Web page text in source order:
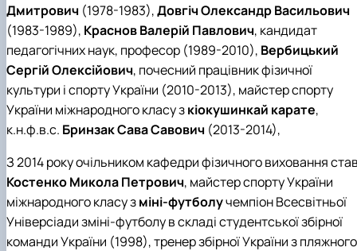
Дмитрович (1978-1983),Довгіч Олександр Васильович
(1983-1989), Краснов Валерій Павлович, кандидат
педагогічних наук, професор (1989-2010), Вербицький
Сергій Олексійович, почесний працівник фізичної
культури і спорту України (2010-2013), майстер спорту
України міжнародного класу зкіокушинкай карате,
к.н.ф.в.с. Бринзак Сава Савович (2013-2014),
З 2014 року очільником кафедри фізичного виховання
Костенко Микола Петрович, майстер спорту України
міжнародного класу зміні-футболучемпіон Всесвітньої
Універсіади зміні-футболу в складі студентської збірної
команди України (1998), тренер збірної України з пляжного